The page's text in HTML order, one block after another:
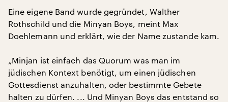
Eine eigene Band wurde gegründet, Walther
Rothschild und die Minyan Boys, meint Max
Doehlemann und erklärt, wie der Name zustande kam.
„Minjan ist einfach das Quorum was man im
jüdischen Kontext benötigt, um einen jüdischen
Gottesdienst anzuhalten, oder bestimmte Gebete
halten zu dürfen. ... Und Minyan Boys das entstand so